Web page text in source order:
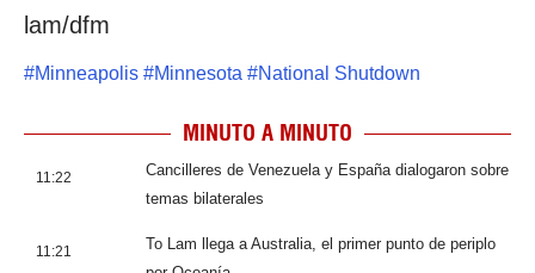
lam/dfm
#Minneapolis #Minnesota #National Shutdown
MINUTO A MINUTO
11:22
Cancilleres de Venezuela y España dialogaron sobre
temas bilaterales
11:21
To Lam llega a Australia, el primer punto de periplo